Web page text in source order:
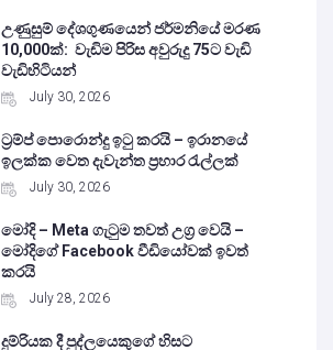
උණුසුම් දේශගුණයෙන් ජර්මනියේ මරණ
10,000ක්: වැඩිම පිරිස අවුරුදු 75ට වැඩි
වැඩිහිටියන්
July 30, 2026
ට්‍රම්ප් පොරොන්දු ඉටු කරයි – ඉරානයේ
ඉලක්ක වෙත දැවැන්ත ප්‍රහාර රැල්ලක්
July 30, 2026
මෝදි – Meta ගැටුම තවත් උග්‍ර වෙයි –
මෝදිගේ Facebook වීඩියෝවක් ඉවත්
කරයි
July 28, 2026
දුම්රියක දී පුද්ලයෙකුගේ හිසට